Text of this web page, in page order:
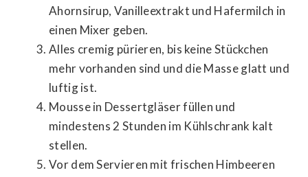
Ahornsirup, Vanilleextrakt und Hafermilch in
einen Mixer geben.
Alles cremig pürieren, bis keine Stückchen
mehr vorhanden sind und die Masse glatt und
luftig ist.
Mousse in Dessertgläser füllen und
mindestens 2 Stunden im Kühlschrank kalt
stellen.
Vor dem Servieren mit frischen Himbeeren